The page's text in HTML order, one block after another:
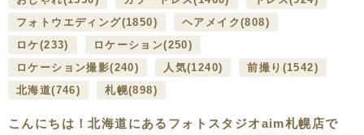
フォトウエディング(1850) ヘアメイク(808)
ロケ(233) ロケーション(250)
ロケーション撮影(240) 人気(1240) 前撮り (1542)
北海道(746) 札幌(898)
こんにちは！北海道にあるフォトスタジオaim札幌店で